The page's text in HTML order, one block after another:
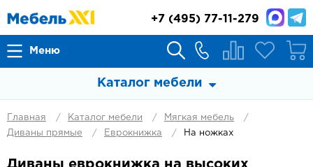
Меню
+7 (495) 77-11-279
Каталог мебели
Главная Каталог мебели
Мягкая мебель
Диваны прямые
Еврокнижка На ножках
Диваны еврокнижка на высоких